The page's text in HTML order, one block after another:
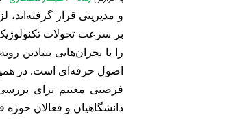
و مدیریتی قرار
بر سرعت تحولات
را با بحران‌هایی بنیادین
اصول حرفه‌ای است. در
فرصتی مغتنم برای
دانشگاهیان و فعالان